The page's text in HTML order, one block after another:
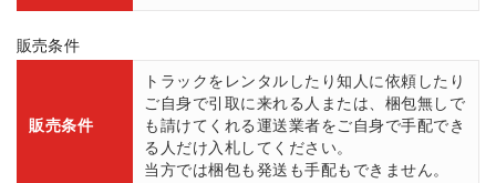
販売条件
販売条件
トラックをレンタルしたり知人に依頼したり
ご自身で引取に来れる人または、梱包無しで
も請けてくれる運送業者をご自身で手配でき
る人だけ入札してください。
当方では梱包も発送も手配もできません。